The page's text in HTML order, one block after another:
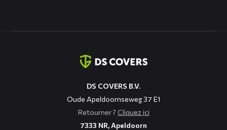
DS COVERS B.V.
Oude Apeldoornseweg 37 E1
Retourner ? Cliquez ici
7333 NR, Apeldoorn